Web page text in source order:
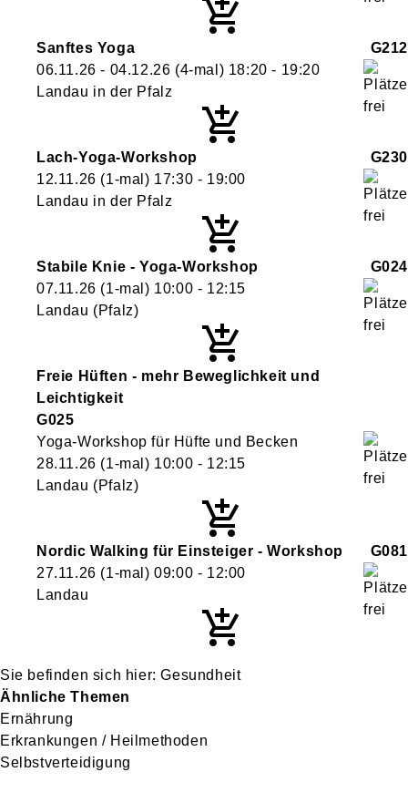
Sanftes Yoga
G212
06.11.26 - 04.12.26 (4-mal) 18:20 - 19:20
Landau in der Pfalz
Lach-Yoga-Workshop
G230
12.11.26 (1-mal) 17:30 - 19:00
Landau in der Pfalz
Stabile Knie - Yoga-Workshop
G024
07.11.26 (1-mal) 10:00 - 12:15
Landau (Pfalz)
Freie Hüften - mehr Beweglichkeit und
Leichtigkeit
G025
Yoga-Workshop für Hüfte und Becken
28.11.26 (1-mal) 10:00 - 12:15
Landau (Pfalz)
Nordic Walking für Einsteiger - Workshop
G081
27.11.26 (1-mal)09:00 - 12:00
Landau
Gesundheit
Ähnliche Themen
Ernährung
Erkrankungen / Heilmethoden
Selbstverteidigung